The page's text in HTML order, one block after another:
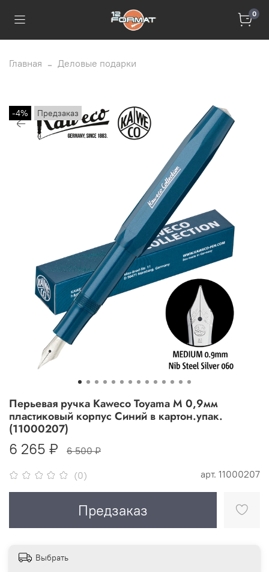
0
Главная Деловые подарки
-4% Предзаказ
(0) арт. 11000207
Перьевая ручка Kaweco Toyama M 0,9мм
пластиковый корпус Синий в картон.упак.
(11000207)
6 265 ₽ 6 500 ₽
Предзаказ
Выбрать